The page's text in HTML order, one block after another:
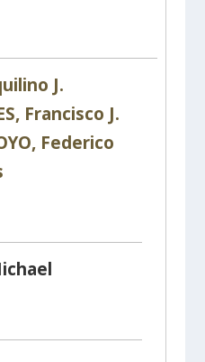
J.
Francisco J.
Federico